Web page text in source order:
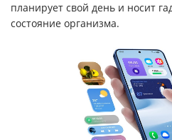
планирует свой день и носит
состояние организма.